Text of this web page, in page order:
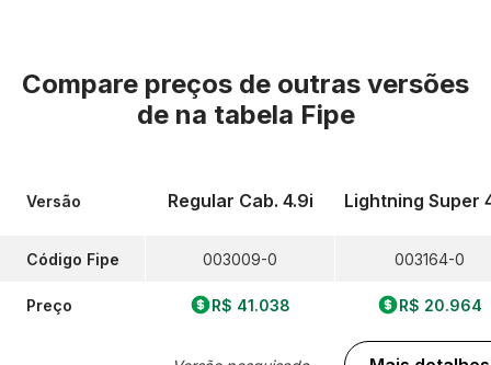
Compare preços de outras versões
de na tabela Fipe
Versão
Código Fipe
Preço
Regular Cab. 4.9i
003009-0
R$ 41.038
Lightning Super
003164-0
R$ 20.964